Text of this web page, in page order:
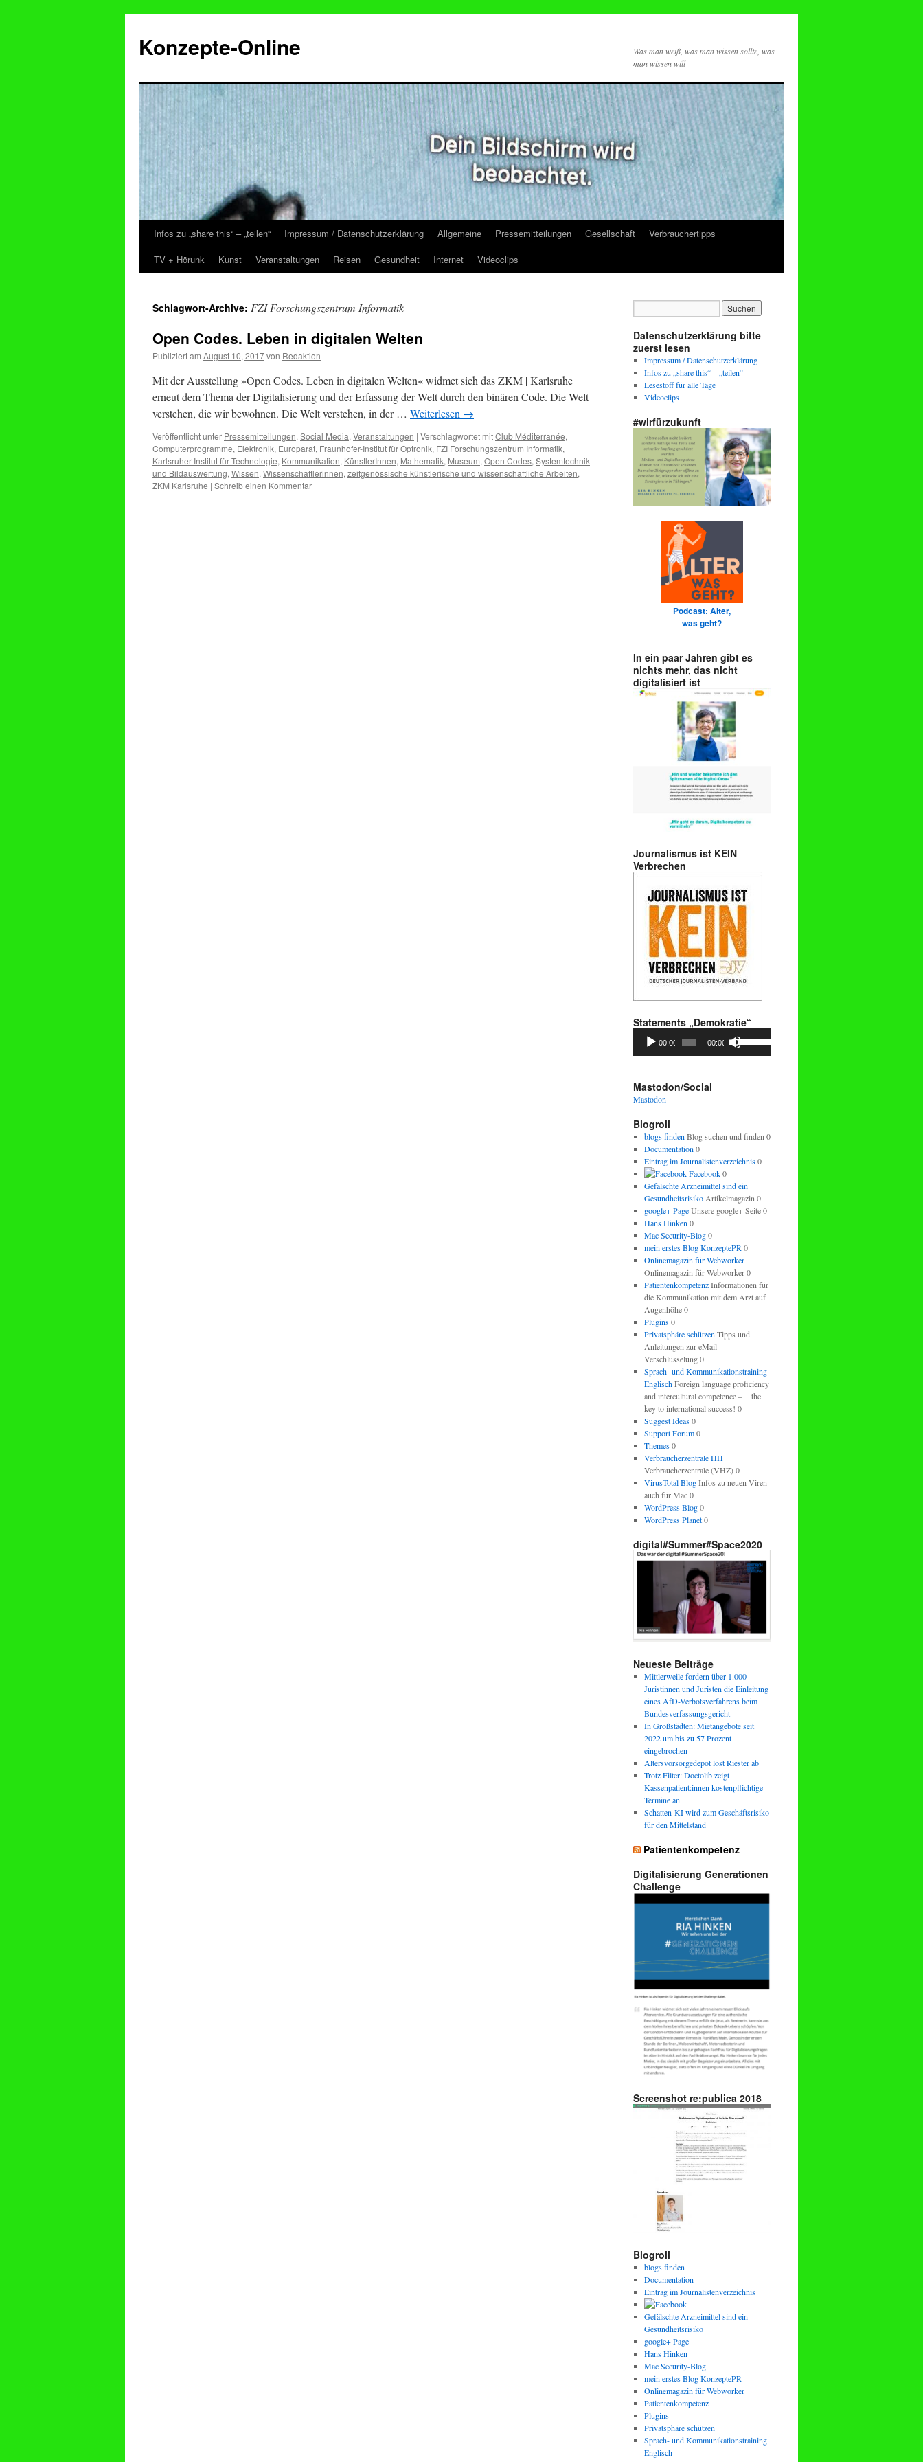
Konzepte-Online
Was man weiß, was man wissen sollte, was
man wissen will
Zum
Inhalt
Infos zu „share this“ – „teilen“ Impressum / Datenschutzerklärung Allgemeine Pressemitteilungen Gesellschaft
Verbrauchertipps
TV + Hörunk
Kunst Veranstaltungen Reisen Gesundheit Internet Videoclips
Schlagwort-Archive: FZI Forschungszentrum Informatik
Open Codes. Leben in digitalen Welten
Publiziert am August 10, 2017von Redaktion
Mit der Ausstellung »Open Codes. Leben in digitalen Welten« widmet sich das ZKM | Karlsruhe
erneut dem Thema der Digitalisierung und der Erfassung der Welt durch den binären Code. Die Welt
verstehen, die wir bewohnen. Die Welt verstehen, in der … Weiterlesen →
Veröffentlicht unter Pressemitteilungen, Social Media, Veranstaltungen | Verschlagwortet mitClub Méditerranée,
Computerprogramme, Elektronik, Europarat, Fraunhofer-Institut für Optronik, FZI Forschungszentrum Informatik,
Karlsruher Institut für Technologie, Kommunikation, KünstlerInnen, Mathematik, Museum, Open Codes, Systemtechnik
und Bildauswertung, Wissen, Wissenschaftlerinnen, zeitgenössische künstlerische und wissenschaftliche Arbeiten,
ZKM Karlsruhe | Schreib einen Kommentar
Datenschutzerklärung bitte
zuerst lesen
Impressum / Datenschutzerklärung
Infos zu „share this“ – „teilen“
Lesestoff für alle Tage
Videoclips
#wirfürzukunft
Podcast: Alter,
was geht?
In ein paar Jahren gibt es
nichts mehr, das nicht
digitalisiert ist
Journalismus ist KEIN
Verbrechen
Statements „Demokratie“
Audio-
Player
00:00 00:00
Hoch/Runter
benutzen,
Mastodon/Social
Mastodon
Blogroll
blogs finden Blog suchen und finden 0
Documentation 0
Eintrag im Journalistenverzeichnis0
Facebook0
Gefälschte Arzneimittel sind ein
GesundheitsrisikoArtikelmagazin 0
google+ PageUnsere google+ Seite 0
Hans Hinken 0
Mac Security-Blog0
mein erstes Blog KonzeptePR 0
Onlinemagazin für Webworker
Onlinemagazin für Webworker 0
PatientenkompetenzInformationen für
die Kommunikation mit dem Arzt auf
Augenhöhe 0
Plugins0
Privatsphäre schützen Tipps und
Anleitungen zur eMail-
Verschlüsselung 0
Sprach- und Kommunikationstraining
EnglischForeign language proficiency
and intercultural competence – the
key to international success! 0
Suggest Ideas0
Support Forum0
Themes0
Verbraucherzentrale HH
Verbraucherzentrale (VHZ) 0
VirusTotal BlogInfos zu neuen Viren
auch für Mac 0
WordPress Blog0
WordPress Planet0
digital#Summer#Space2020
Neueste Beiträge
Mittlerweile fordern über 1.000
Juristinnen und Juristen die Einleitung
eines AfD-Verbotsverfahrens beim
Bundesverfassungsgericht
In Großstädten: Mietangebote seit
2022 um bis zu 57 Prozent
eingebrochen
Altersvorsorgedepot löst Riester ab
Trotz Filter: Doctolib zeigt
Kassenpatient:innen kostenpflichtige
Termine an
Schatten-KI wird zum Geschäftsrisiko
für den Mittelstand
Patientenkompetenz
Digitalisierung Generationen
Challenge
Screenshot re:publica 2018
Blogroll
blogs finden
Documentation
Eintrag im Journalistenverzeichnis
Gefälschte Arzneimittel sind ein
Gesundheitsrisiko
google+ Page
Hans Hinken
Mac Security-Blog
mein erstes Blog KonzeptePR
Onlinemagazin für Webworker
Patientenkompetenz
Plugins
Privatsphäre schützen
Sprach- und Kommunikationstraining
Englisch